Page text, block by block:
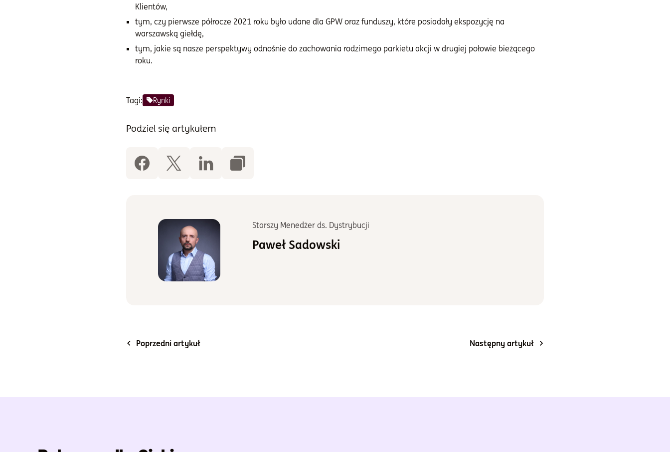
Klientów,
tym, czy pierwsze półrocze 2021 roku było udane dla GPW oraz funduszy, które posiadały ekspozycję na
warszawską giełdę,
tym, jakie są nasze perspektywy odnośnie do zachowania rodzimego parkietu akcji w drugiej połowie bieżącego
roku.
Tagi: Rynki
Podziel się artykułem
Starszy Menedżer ds. Dystrybucji
Paweł Sadowski
Poprzedni artykuł Następny artykuł